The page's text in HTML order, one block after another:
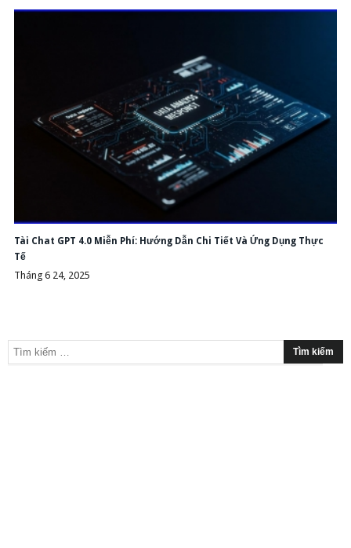
Tài Chat GPT 4.0 Miễn Phí: Hướng Dẫn Chi Tiết Và Ứng Dụng Thực
Tế
Tháng 6 24, 2025